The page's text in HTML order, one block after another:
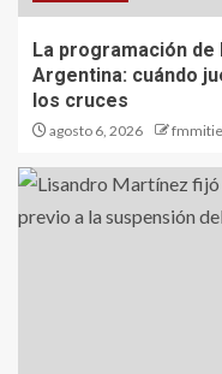
La programación
Argentina: cuándo
los cruces
agosto 6, 2026